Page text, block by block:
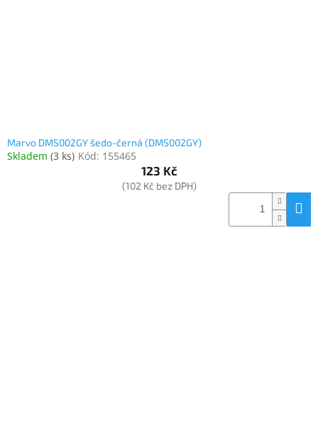
Marvo DMS002GY šedo-černá (DMS002GY)
Skladem (3 ks) Kód: 155465
123 Kč
(102 Kč bez DPH)